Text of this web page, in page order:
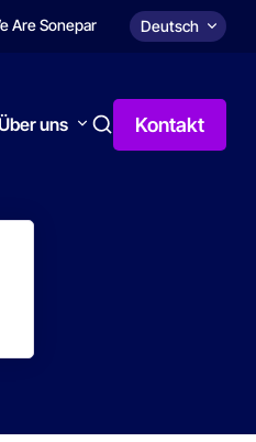
Are Sonepar Deutsch
uns Kontakt